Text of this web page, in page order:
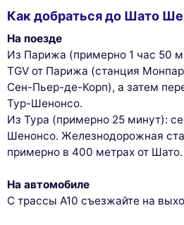
Как добраться до Шато
На поезде
Из Парижа (примерно 1 час 50
TGV от Парижа (станция
Сен-Пьер-де-Корп), а затем
Тур-Шенонсо.
Из Тура (примерно 25 минут):
Шенонсо. Железнодорожная
примерно в 400 метрах от Шато.
На автомобиле
С трассы A10 съезжайте на